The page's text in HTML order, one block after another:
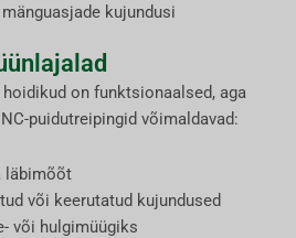
kujundusi
on funktsionaalsed, aga
puidutreipingid võimaldavad:
läbimõõt
või keerutatud kujundused
või hulgimüügiks